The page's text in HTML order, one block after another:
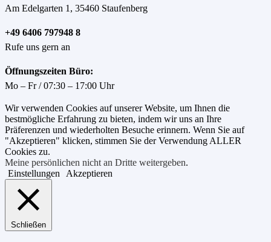
Am Edelgarten 1, 35460 Staufenberg
+49 6406 797948 8
Rufe uns gern an
Öffnungszeiten Büro:
Mo – Fr / 07:30 – 17:00 Uhr
Wir verwenden Cookies auf unserer Website, um Ihnen die
bestmögliche Erfahrung zu bieten, indem wir uns an Ihre
Präferenzen und wiederholten Besuche erinnern. Wenn Sie auf
"Akzeptieren" klicken, stimmen Sie der Verwendung ALLER
Cookies zu.
Meine persönlichen nicht an Dritte weitergeben.
Einstellungen
Akzeptieren
Schließen